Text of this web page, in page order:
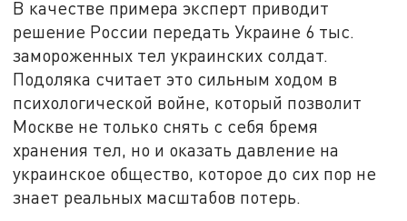
В качестве примера эксперт приводит
решение России передать Украине 6 тыс.
замороженных тел украинских солдат.
Подоляка считает это сильным ходом в
психологической войне, который позволит
Москве не только снять с себя бремя
хранения тел, но и оказать давление на
украинское общество, которое до сих пор не
знает реальных масштабов потерь.